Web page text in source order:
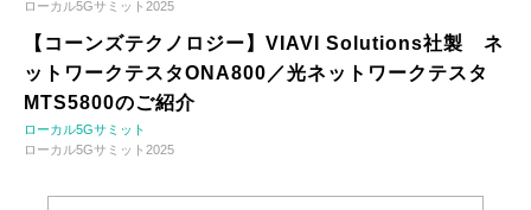
ローカル5Gサミット2025
【コーンズテクノロジー】VIAVI Solutions社製 ネ
ットワークテスタONA800／光ネットワークテスタ
MTS5800のご紹介
ローカル5Gサミット
ローカル5Gサミット2025